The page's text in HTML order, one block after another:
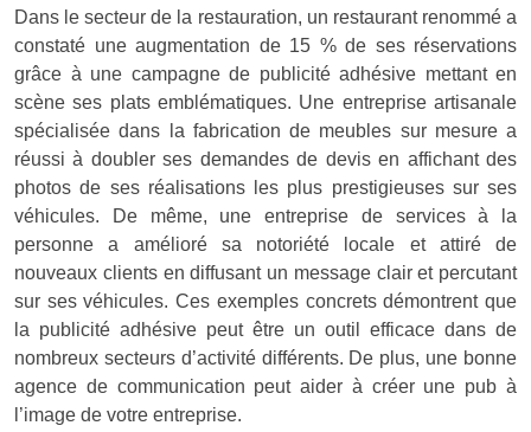
Dans le secteur de la restauration, un restaurant renommé a
constaté une augmentation de 15 % de ses réservations
grâce à une campagne de publicité adhésive mettant en
scène ses plats emblématiques. Une entreprise artisanale
spécialisée dans la fabrication de meubles sur mesure a
réussi à doubler ses demandes de devis en affichant des
photos de ses réalisations les plus prestigieuses sur ses
véhicules. De même, une entreprise de services à la
personne a amélioré sa notoriété locale et attiré de
nouveaux clients en diffusant un message clair et percutant
sur ses véhicules. Ces exemples concrets démontrent que
la publicité adhésive peut être un outil efficace dans de
nombreux secteurs d’activité différents. De plus, une bonne
agence de communication peut aider à créer une pub à
l’image de votre entreprise.